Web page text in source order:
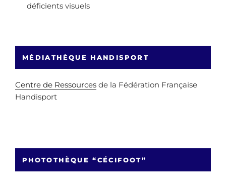
déficients visuels
MÉDIATHÈQUE HANDISPORT
Centre de Ressources de la Fédération Française
Handisport
PHOTOTHÈQUE “CÉCIFOOT”